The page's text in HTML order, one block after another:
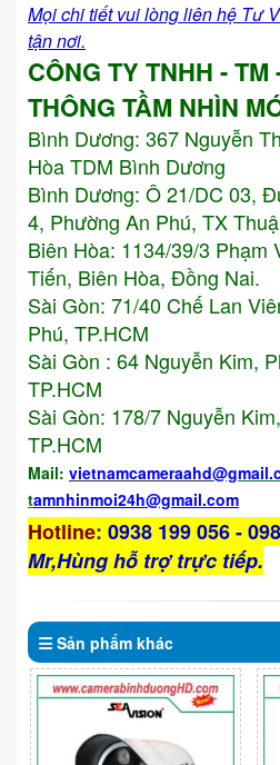
Mọi chi tiết vui lòng liên hệ Tư
tận nơi.
CÔNG TY TNHH - TM
THÔNG TẦM NHÌN
Bình Dương: 367 Nguyễn
Hòa TDM Bình Dương
Bình Dương: Ô 21/DC 03,
4, Phường An Phú, TX
Biên Hòa: 1134/39/3 Phạm
Tiến, Biên Hòa, Đồng Nai.
Sài Gòn: 71/40 Chế Lan
Phú, TP.HCM
Sài Gòn : 64 Nguyễn Kim,
TP.HCM
Sài Gòn: 178/7 Nguyễn
TP.HCM
Mail: vietnamcameraahd
tamnhinmoi24h@gmail.com
Hotline: 0938 199 056 -
Mr,Hùng hỗ trợ trực tiếp.
Sản phẩm khác